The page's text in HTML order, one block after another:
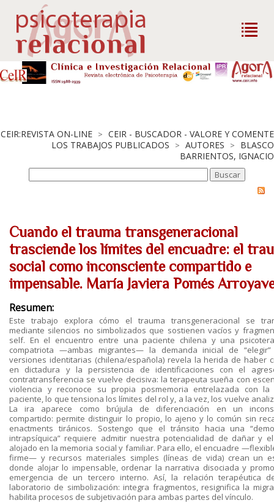
CEIR:REVISTA ON-LINE > CEIR - BUSCADOR - VALORE Y COMENTE
LOS TRABAJOS PUBLICADOS > AUTORES > BLASCO
BARRIENTOS, IGNACIO
Cuando el trauma transgeneracional
trasciende los límites del encuadre: el
social como inconsciente compartido e
impensable. María Javiera Pomés
Resumen:
Este trabajo explora cómo el trauma transgeneracional se
mediante silencios no simbolizados que sostienen vacíos y
self. En el encuentro entre una paciente chilena y una
compatriota —ambas migrantes— la demanda inicial de
versiones identitarias (chilena/española) revela la herida de haber
en dictadura y la persistencia de identificaciones con el
contratransferencia se vuelve decisiva: la terapeuta sueña con
violencia y reconoce su propia posmemoria entrelazada con
paciente, lo que tensiona los límites del rol y, a la vez, los vuelve
La ira aparece como brújula de diferenciación en un
compartido: permite distinguir lo propio, lo ajeno y lo común sin
enactments tiránicos. Sostengo que el tránsito hacia una
intrapsíquica” requiere admitir nuestra potencialidad de dañar y
alojado en la memoria social y familiar. Para ello, el encuadre
firme— y recursos materiales simples (líneas de vida) crean un
donde alojar lo impensable, ordenar la narrativa disociada y
emergencia de un tercero interno. Así, la relación terapéutica
laboratorio de simbolización: integra fragmentos, resignifica la
habilita procesos de subjetivación para ambas partes del vínculo.